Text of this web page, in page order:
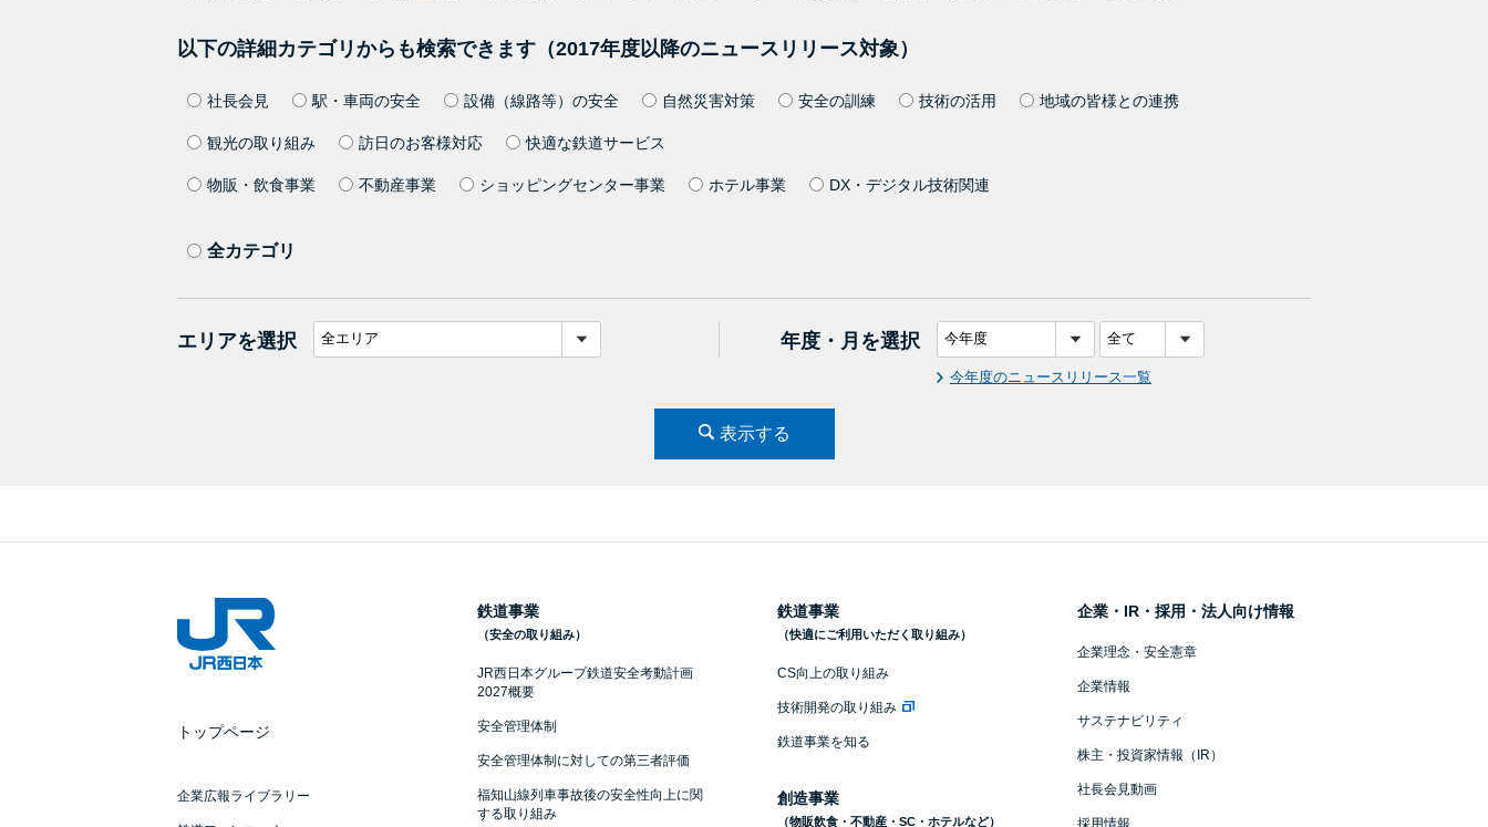
以下の詳細カテゴリからも検索できます（2017年度以降のニュースリリース対象）
社長会見 駅・車両の安全 設備（線路等）の安全 自然災害対策 安全の訓練 技術の活用 地域の皆様との連携
観光の取り組み 訪日のお客様対応 快適な鉄道サービス
物販・飲食事業 不動産事業 ショッピングセンター事業 ホテル事業 DX・デジタル技術関連
全カテゴリ
エリアを選択 年度・月を選択
今年度のニュースリリース一覧
表示する
トップページ
鉄道事業
（安全の取り組み）
JR西日本グループ鉄道安全考動計画
2027概要
安全管理体制
安全管理体制に対しての第三者評価
福知山線列車事故後の安全性向上に関
する取り組み
鉄道事業
（快適にご利用いただく取り組み）
CS向上の取り組み
技術開発の取り組み
鉄道事業を知る
創造事業
（物販飲食・不動産・SC・ホテルなど）
企業・IR・採用・法人向け情報
企業理念・安全憲章
企業情報
サステナビリティ
株主・投資家情報（IR）
社長会見動画
採用情報
企業広報ライブラリー